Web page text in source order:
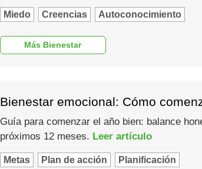
Miedo Creencias Autoconocimiento
Más Bienestar
Bienestar emocional: Cómo
Guía para comenzar el año bien: balance
próximos 12 meses. Leer artículo
Metas Plan de acción Planificación